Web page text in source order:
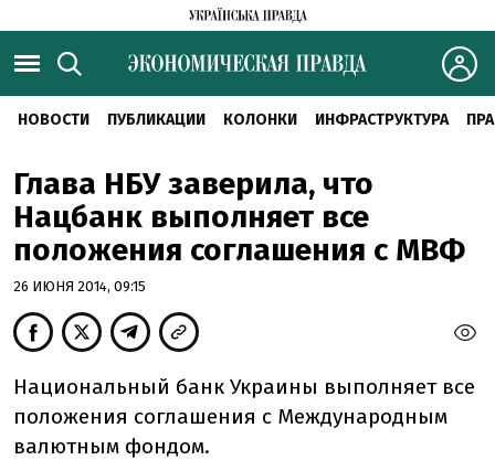
НОВОСТИ ПУБЛИКАЦИИ КОЛОНКИ ИНФРАСТРУКТУРА
Глава НБУ заверила, что
Нацбанк выполняет все
положения соглашения с МВФ
26 ИЮНЯ 2014, 09:15
Национальный банк Украины выполняет все
положения соглашения с Международным
валютным фондом.